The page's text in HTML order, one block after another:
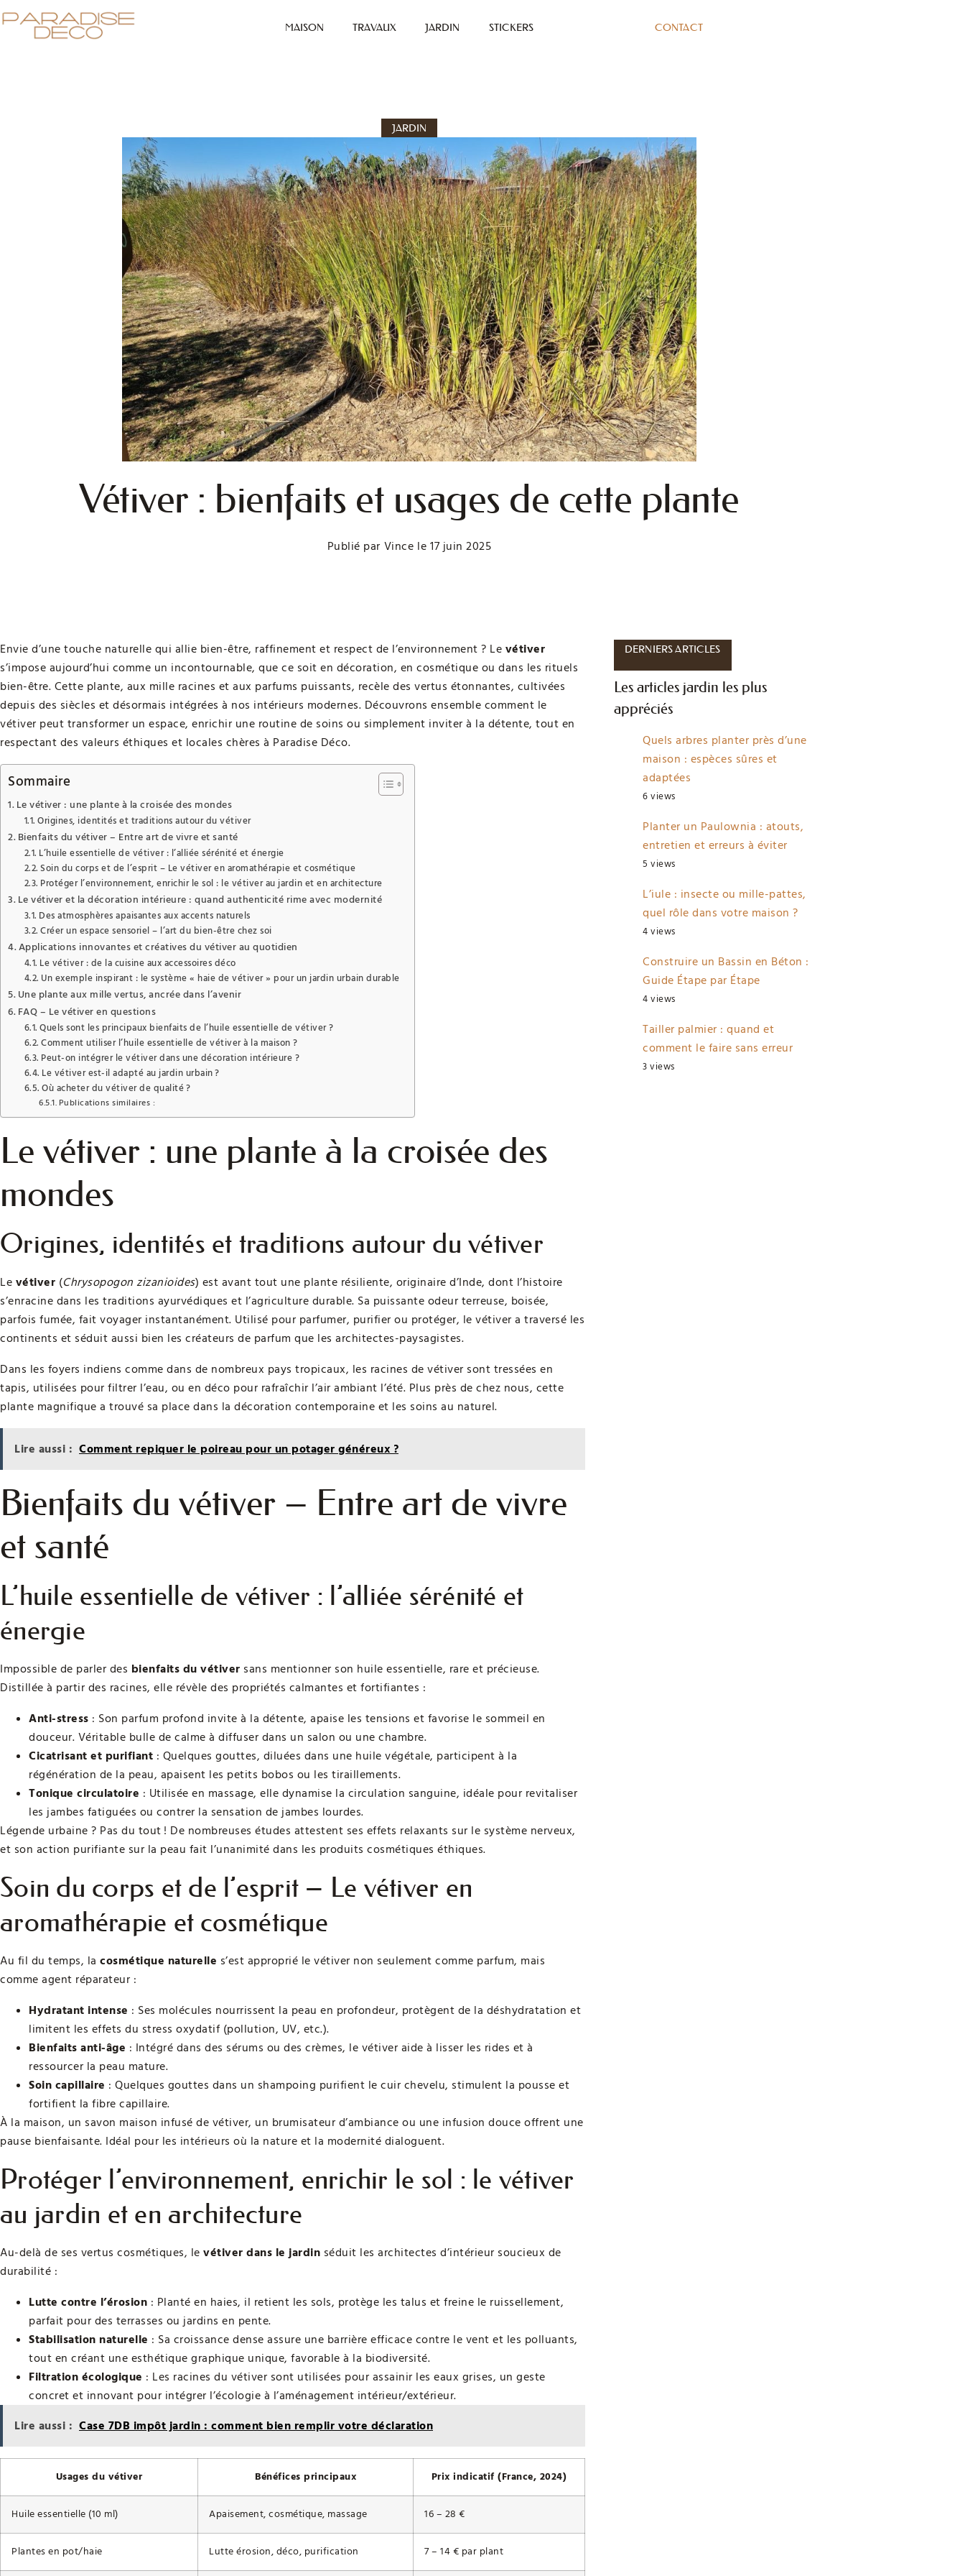
MAISON TRAVAUX JARDIN STICKERS CONTACT
JARDIN
Vétiver : bienfaits et usages de cette plante
Publié par Vince le 17 juin 2025
Envie d’une touche naturelle qui allie bien-être, raffinement et respect de l’environnement ? Le vétiver
s’impose aujourd’hui comme un incontournable, que ce soit en décoration, en cosmétique ou dans les rituels
bien-être. Cette plante, aux mille racines et aux parfums puissants, recèle des vertus étonnantes, cultivées
depuis des siècles et désormais intégrées à nos intérieurs modernes. Découvrons ensemble comment le
vétiver peut transformer un espace, enrichir une routine de soins ou simplement inviter à la détente, tout en
respectant des valeurs éthiques et locales chères à Paradise Déco.
Sommaire
Le vétiver : une plante à la croisée des mondes
Origines, identités et traditions autour du vétiver
Bienfaits du vétiver – Entre art de vivre et santé
L’huile essentielle de vétiver : l’alliée sérénité et énergie
Soin du corps et de l’esprit – Le vétiver en aromathérapie et cosmétique
Protéger l’environnement, enrichir le sol : le vétiver au jardin et en architecture
Le vétiver et la décoration intérieure : quand authenticité rime avec modernité
Des atmosphères apaisantes aux accents naturels
Créer un espace sensoriel – l’art du bien-être chez soi
Applications innovantes et créatives du vétiver au quotidien
Le vétiver : de la cuisine aux accessoires déco
Un exemple inspirant : le système « haie de vétiver » pour un jardin urbain durable
Une plante aux mille vertus, ancrée dans l’avenir
FAQ – Le vétiver en questions
Quels sont les principaux bienfaits de l’huile essentielle de vétiver ?
Comment utiliser l’huile essentielle de vétiver à la maison ?
Peut-on intégrer le vétiver dans une décoration intérieure ?
Le vétiver est-il adapté au jardin urbain ?
Où acheter du vétiver de qualité ?
Publications similaires :
Le vétiver : une plante à la croisée des
mondes
Origines, identités et traditions autour du vétiver
Le vétiver (Chrysopogon zizanioides) est avant tout une plante résiliente, originaire d’Inde, dont l’histoire
s’enracine dans les traditions ayurvédiques et l’agriculture durable. Sa puissante odeur terreuse, boisée,
parfois fumée, fait voyager instantanément. Utilisé pour parfumer, purifier ou protéger, le vétiver a traversé les
continents et séduit aussi bien les créateurs de parfum que les architectes-paysagistes.
Dans les foyers indiens comme dans de nombreux pays tropicaux, les racines de vétiver sont tressées en
tapis, utilisées pour filtrer l’eau, ou en déco pour rafraîchir l’air ambiant l’été. Plus près de chez nous, cette
plante magnifique a trouvé sa place dans la décoration contemporaine et les soins au naturel.
Lire aussi : Comment repiquer le poireau pour un potager généreux ?
Bienfaits du vétiver – Entre art de vivre
et santé
L’huile essentielle de vétiver : l’alliée sérénité et
énergie
Impossible de parler des bienfaits du vétiver sans mentionner son huile essentielle, rare et précieuse.
Distillée à partir des racines, elle révèle des propriétés calmantes et fortifiantes :
Anti-stress : Son parfum profond invite à la détente, apaise les tensions et favorise le sommeil en
douceur. Véritable bulle de calme à diffuser dans un salon ou une chambre.
Cicatrisant et purifiant : Quelques gouttes, diluées dans une huile végétale, participent à la
régénération de la peau, apaisent les petits bobos ou les tiraillements.
Tonique circulatoire : Utilisée en massage, elle dynamise la circulation sanguine, idéale pour revitaliser
les jambes fatiguées ou contrer la sensation de jambes lourdes.
Légende urbaine ? Pas du tout ! De nombreuses études attestent ses effets relaxants sur le système nerveux,
et son action purifiante sur la peau fait l’unanimité dans les produits cosmétiques éthiques.
Soin du corps et de l’esprit – Le vétiver en
aromathérapie et cosmétique
Au fil du temps, la cosmétique naturelle s’est approprié le vétiver non seulement comme parfum, mais
comme agent réparateur :
Hydratant intense : Ses molécules nourrissent la peau en profondeur, protègent de la déshydratation et
limitent les effets du stress oxydatif (pollution, UV, etc.).
Bienfaits anti-âge : Intégré dans des sérums ou des crèmes, le vétiver aide à lisser les rides et à
ressourcer la peau mature.
Soin capillaire : Quelques gouttes dans un shampoing purifient le cuir chevelu, stimulent la pousse et
fortifient la fibre capillaire.
À la maison, un savon maison infusé de vétiver, un brumisateur d’ambiance ou une infusion douce offrent une
pause bienfaisante. Idéal pour les intérieurs où la nature et la modernité dialoguent.
Protéger l’environnement, enrichir le sol : le vétiver
au jardin et en architecture
Au-delà de ses vertus cosmétiques, le vétiver dans le jardin séduit les architectes d’intérieur soucieux de
durabilité :
Lutte contre l’érosion : Planté en haies, il retient les sols, protège les talus et freine le ruissellement,
parfait pour des terrasses ou jardins en pente.
Stabilisation naturelle : Sa croissance dense assure une barrière efficace contre le vent et les polluants,
tout en créant une esthétique graphique unique, favorable à la biodiversité.
Filtration écologique : Les racines du vétiver sont utilisées pour assainir les eaux grises, un geste
concret et innovant pour intégrer l’écologie à l’aménagement intérieur/extérieur.
Lire aussi : Case 7DB impôt jardin : comment bien remplir votre déclaration
Usages du vétiver Bénéfices principaux Prix indicatif (France, 2024)
Huile essentielle (10 ml) Apaisement, cosmétique, massage 16 – 28 €
Plantes en pot/haie Lutte érosion, déco, purification 7 – 14 € par plant
DERNIERS ARTICLES
Les articles jardin les plus
appréciés
Quels arbres planter près d’une
maison : espèces sûres et
adaptées
6 views
Planter un Paulownia : atouts,
entretien et erreurs à éviter
5 views
L’iule : insecte ou mille-pattes,
quel rôle dans votre maison ?
4 views
Construire un Bassin en Béton :
Guide Étape par Étape
4 views
Tailler palmier : quand et
comment le faire sans erreur
3 views